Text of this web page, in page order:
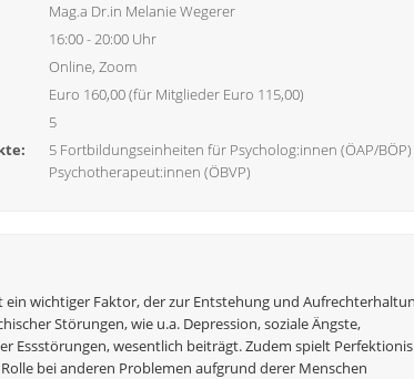
Mag.a Dr.in Melanie Wegerer
16:00 - 20:00 Uhr
Online, Zoom
Euro 160,00 (für Mitglieder Euro 115,00)
5
5 Fortbildungseinheiten für Psycholog:innen (ÖAP/
Psychotherapeut:innen (ÖBVP)
ein wichtiger Faktor, der zur Entstehung und
Störungen, wie u.a. Depression, soziale Ängste,
Essstörungen, wesentlich beiträgt. Zudem spielt
bei anderen Problemen aufgrund derer Menschen